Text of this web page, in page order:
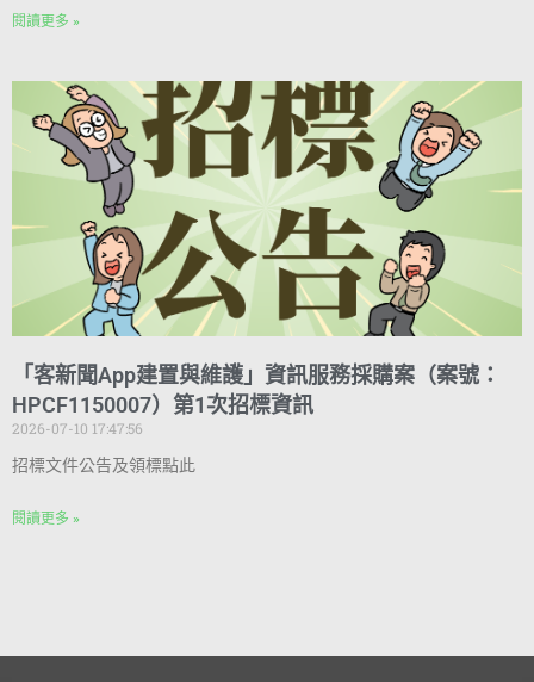
閱讀更多 »
「客新聞App建置與維護」資訊服務採購案（案號：
HPCF1150007）第1次招標資訊
2026-07-10 17:47:56
招標文件公告及領標點此
閱讀更多 »